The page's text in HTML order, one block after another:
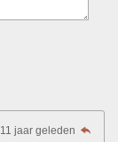
11 jaar geleden